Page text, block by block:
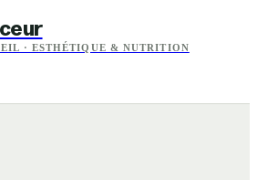
· ESTHÉTIQUE & NUTRITION